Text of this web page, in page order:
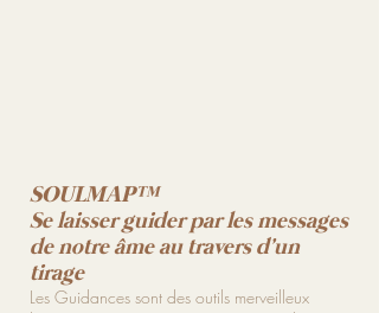
SOULMAP™
Se laisser guider par les messages
de notre âme au travers d'un
tirage
Les Guidances sont des outils merveilleux